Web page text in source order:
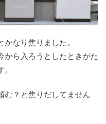
なり焦りました。
から入ろうとしたときがた
む？と焦りだしてません